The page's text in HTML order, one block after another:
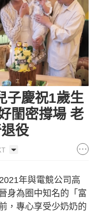
子慶祝1歲生
閨密撐場 老
役
年與電競公司高
身為圈中知名的「富
，專心享受少奶奶的